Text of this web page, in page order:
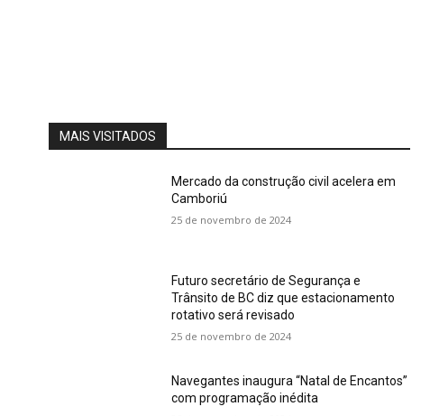
MAIS VISITADOS
Mercado da construção civil acelera em
Camboriú
25 de novembro de 2024
Futuro secretário de Segurança e
Trânsito de BC diz que estacionamento
rotativo será revisado
25 de novembro de 2024
Navegantes inaugura “Natal de Encantos”
com programação inédita